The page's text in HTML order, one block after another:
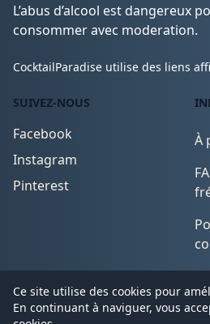
L’abus d’alcool est dangereux
consommer avec moderation.
CocktailParadise utilise des liens
SUIVEZ-NOUS
Facebook
Instagram
Pinterest
À
Ce site utilise des cookies pour
En continuant à naviguer, vous